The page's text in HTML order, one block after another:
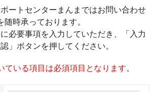
ートセンターまんまではお問い合わせ
随時承っております。
必要事項を入力していただき、「入力
」ボタンを押してください。
ている項目は必須項目となります。